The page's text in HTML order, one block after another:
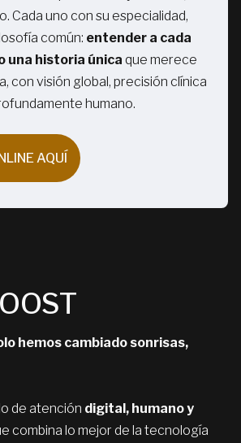
Cada uno con su especialidad,
común: entender a cada
una historia única que merece
con visión global, precisión clínica
humano.
AQUÍ
AQUÍ
hemos cambiado sonrisas,
de atención digital, humano y
combina lo mejor de la tecnología